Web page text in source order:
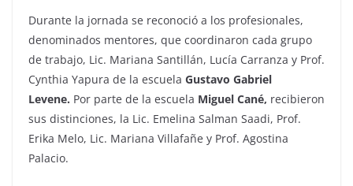
Durante la jornada se reconoció a los profesionales,
denominados mentores, que coordinaron cada grupo
de trabajo, Lic. Mariana Santillán, Lucía Carranza y Prof.
Cynthia Yapura de la escuela Gustavo Gabriel
Levene. Por parte de la escuela Miguel Cané, recibieron
sus distinciones, la Lic. Emelina Salman Saadi, Prof.
Erika Melo, Lic. Mariana Villafañe y Prof. Agostina
Palacio.